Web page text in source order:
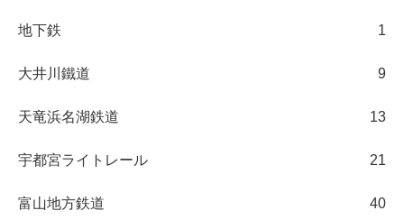
地下鉄 1
大井川鐵道 9
天竜浜名湖鉄道 13
宇都宮ライトレール 21
富山地方鉄道 40